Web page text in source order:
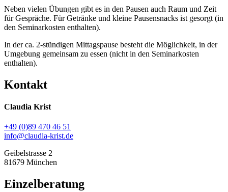
Neben vielen Übungen gibt es in den Pausen auch Raum und Zeit
für Gespräche. Für Getränke und kleine Pausensnacks ist gesorgt (in
den Seminarkosten enthalten).
In der ca. 2-stündigen Mittagspause besteht die Möglichkeit, in der
Umgebung gemeinsam zu essen (nicht in den Seminarkosten
enthalten).
Kontakt
Claudia Krist
+49 (0)89 470 46 51
info@claudia-krist.de
Geibelstrasse 2
81679 München
Einzelberatung